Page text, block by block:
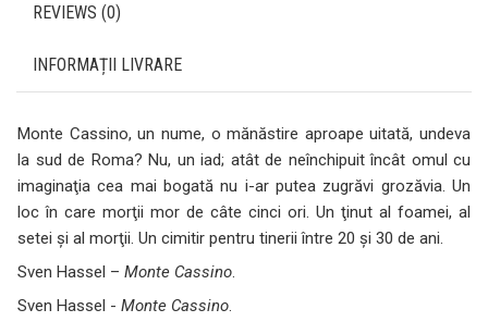
REVIEWS (0)
INFORMAȚII LIVRARE
Monte Cassino, un nume, o mănăstire aproape uitată, undeva
la sud de Roma? Nu, un iad; atât de neînchipuit încât omul cu
imaginaţia cea mai bogată nu i-ar putea zugrăvi grozăvia. Un
loc în care morţii mor de câte cinci ori. Un ţinut al foamei, al
setei şi al morţii. Un cimitir pentru tinerii între 20 şi 30 de ani.
Sven Hassel – Monte Cassino.
Sven Hassel - Monte Cassino.